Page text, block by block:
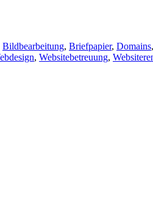
Bildbearbeitung, Briefpapier, Domains,
, Websitebetreuung,